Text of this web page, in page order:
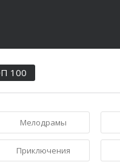
100
Мелодрамы
Приключения